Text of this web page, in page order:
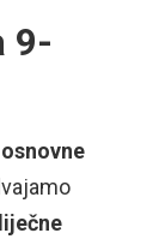
9-
osnovne